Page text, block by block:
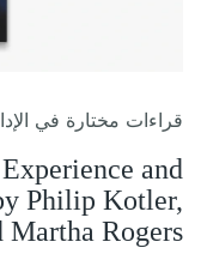
قراءات مختارة في
and
Philip Kotler,
Martha Rogers